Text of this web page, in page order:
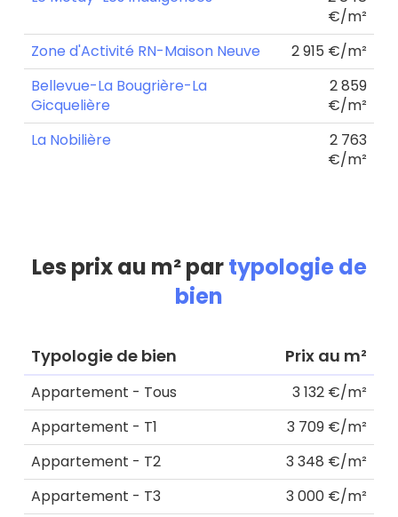
€/m²
Zone d'Activité RN-Maison Neuve
2 915 €/m²
Bellevue-La Bougrière-La
Gicquelière
2 859
€/m²
La Nobilière
2 763
€/m²
Les prix au m² partypologie de
bien
Typologie de bien Prix au m²
Appartement - Tous
3 132 €/m²
Appartement - T1
3 709 €/m²
Appartement - T2
3 348 €/m²
Appartement - T3
3 000 €/m²